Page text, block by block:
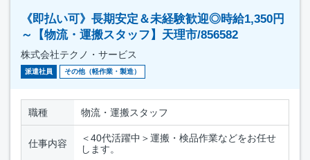
《即払い可》長期安定＆未経験歓迎◎時給1,350円
～【物流・運搬スタッフ】天理市/856582
株式会社テクノ・サービス
派遣社員 その他（軽作業・製造）
職種 物流・運搬スタッフ
仕事内容
＜40代活躍中＞運搬・検品作業などをお任せ
します。